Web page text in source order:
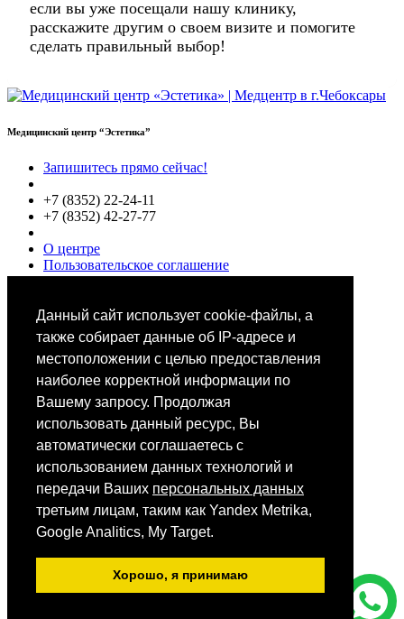
Данный сайт использует cookie-файлы, а
также собирает данные об IP-адресе и
местоположении с целью предоставления
наиболее корректной информации по
Вашему запросу. Продолжая
использовать данный ресурс, Вы
автоматически соглашаетесь с
использованием данных технологий и
передачи Ваших персональных данных
третьим лицам, таким как Yandex Metrika,
Google Analitics, My Target.
Хорошо, я принимаю
если вы уже посещали нашу клинику,
расскажите другим о своем визите и помогите
сделать правильный выбор!
Медицинский центр “Эстетика”
Запишитесь прямо сейчас!
+7 (8352) 22-24-11
+7 (8352) 42-27-77
О центре
Пользовательское соглашение
Политики конфиденциальности
Специалисты
Выбор звезд
Мобильное приложение
Android iOS
App Store
Все фотографии размещены на сайте на основании ст.152.1.